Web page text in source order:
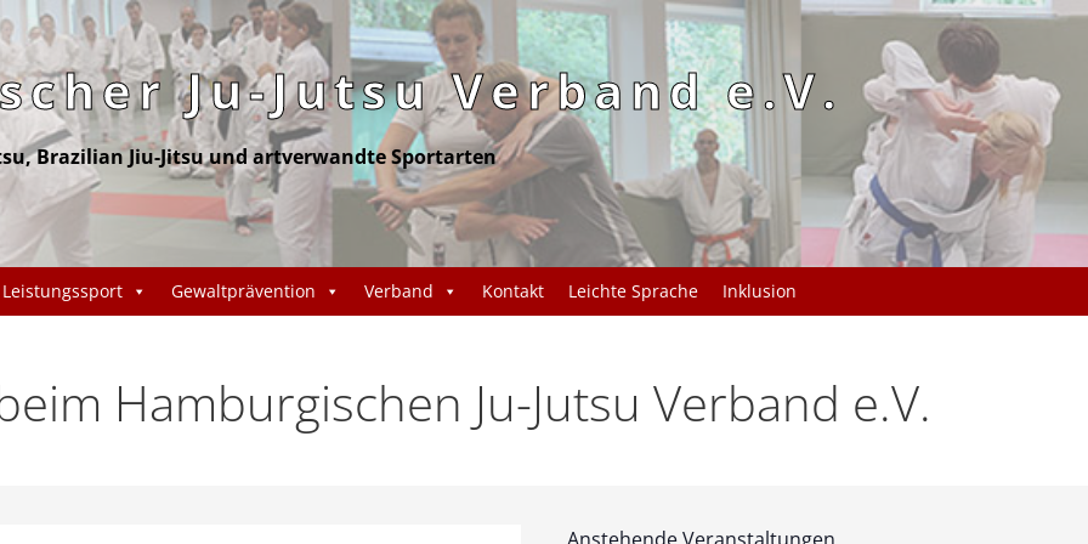
Ju-Jutsu Verband e.V.
Brazilian Jiu-Jitsu und artverwandte Sportarten
Leistungssport Gewaltprävention Verband Kontakt Leichte Sprache Inklusion
Hamburgischen Ju-Jutsu Verband e.V.